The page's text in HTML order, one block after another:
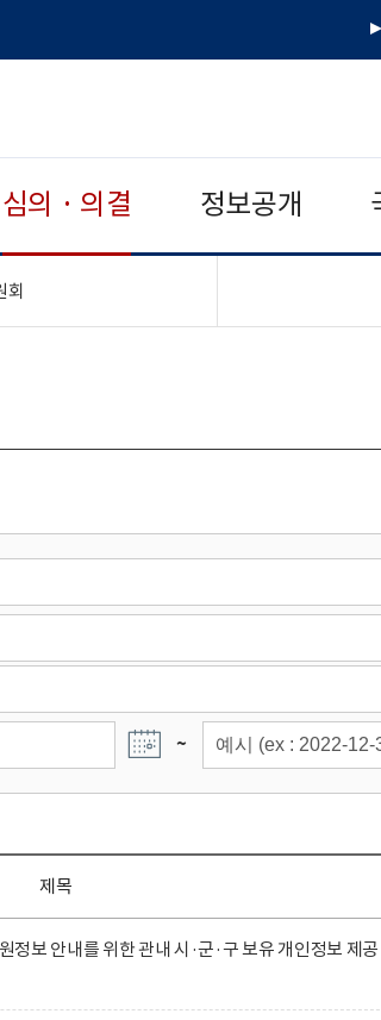
유
심의 · 의결 정보공개
회
~
제목
보 안내를 위한 관내 시·군·구 보유 개인정보 제